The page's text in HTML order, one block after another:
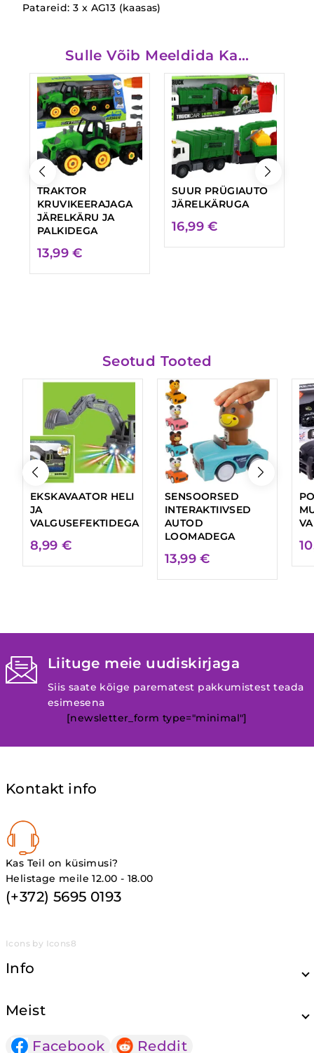
Patareid: 3 x AG13 (kaasas)
Sulle Võib Meeldida Ka…
TRAKTOR
KRUVIKEERAJAGA
JÄRELKÄRU JA
PALKIDEGA
13,99€
SUUR PRÜGIAUTO
JÄRELKÄRUGA
16,99€
Seotud Tooted
EKSKAVAATOR HELI
JA
VALGUSEFEKTIDEGA
8,99 €
SENSOORSED
INTERAKTIIVSED
AUTOD
LOOMADEGA
13,99€
Liituge meie uudiskirjaga
Siis saate kõige parematest pakkumistest teada
esimesena
[newsletter_form type="minimal"]
Kontakt info
Kas Teil on küsimusi?
Helistage meile 12.00 - 18.00
(+372) 5695 0193
Icons by Icons8
Info
Meist
Facebook Reddit